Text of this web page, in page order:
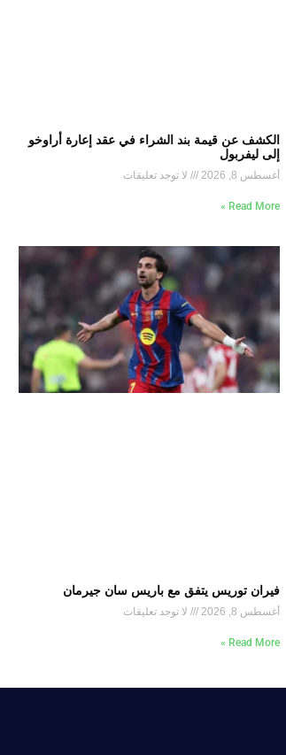
الكشف عن قيمة بند الشراء في عقد إعارة أراوخو
إلى ليفربول
أغسطس 8, 2026 لا توجد تعليقات
Read More »
فيران توريس يتفق مع باريس سان جيرمان
أغسطس 8, 2026 لا توجد تعليقات
Read More »